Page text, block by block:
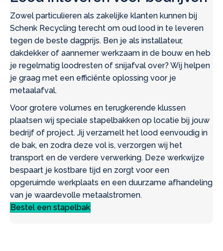
Zowel particulieren als zakelijke klanten kunnen bij
Schenk Recycling terecht om oud lood in te leveren
tegen de beste dagprijs. Ben je als installateur,
dakdekker of aannemer werkzaam in de bouw en heb
je regelmatig loodresten of snijafval over? Wij helpen
je graag met een efficiënte oplossing voor je
metaalafval.
Voor grotere volumes en terugkerende klussen
plaatsen wij speciale stapelbakken op locatie bij jouw
bedrijf of project. Jij verzamelt het lood eenvoudig in
de bak, en zodra deze vol is, verzorgen wij het
transport en de verdere verwerking. Deze werkwijze
bespaart je kostbare tijd en zorgt voor een
opgeruimde werkplaats en een duurzame afhandeling
van je waardevolle metaalstromen.
Bestel een stapelbak